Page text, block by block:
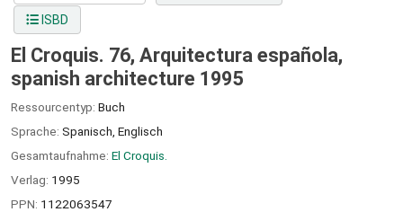
ISBD
El Croquis. 76, Arquitectura española,
spanish architecture 1995
Ressourcentyp: Buch
Sprache: Spanisch Englisch
Gesamtaufnahme: El Croquis.
Verlag: 1995
PPN: 1122063547